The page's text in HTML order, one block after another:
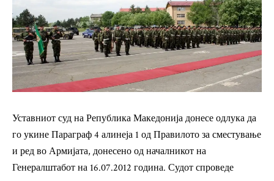
Уставниот суд на Република Македонија донесе одлука да
го укине Параграф 4 алинеја 1 од Правилото за сместување
и ред во Армијата, донесено од началникот на
Генералштабот на 16.07.2012 година. Судот спроведе